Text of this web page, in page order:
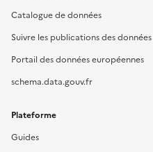
Catalogue de données
Suivre les publications des données
Portail des données européennes
schema.data.gouv.fr
Plateforme
Guides